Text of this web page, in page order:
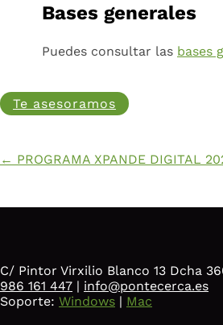
Bases generales
Puedes consultar las bases
Te asesoramos
← PROGRAMA XPANDE DIGITAL
C/ Pintor Virxilio Blanco 13 Dcha
986 161 447 | info@pontecerca.es
Soporte: Windows | Mac